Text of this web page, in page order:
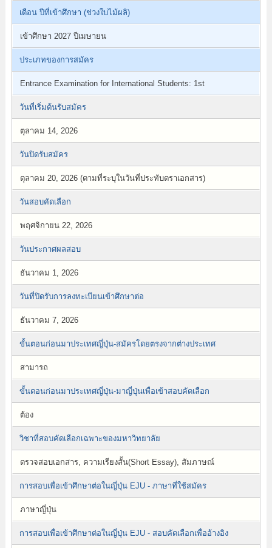
เดือน ปีที่เข้าศึกษา (ช่วงใบไม้ผลิ)
เข้าศึกษา 2027 ปีเมษายน
ประเภทของการสมัคร
Entrance Examination for International Students: 1st
วันที่เริ่มต้นรับสมัคร
ตุลาคม 14, 2026
วันปิดรับสมัคร
ตุลาคม 20, 2026 (ตามที่ระบุในวันที่ประทับตราเอกสาร)
วันสอบคัดเลือก
พฤศจิกายน 22, 2026
วันประกาศผลสอบ
ธันวาคม 1, 2026
วันที่ปิดรับการลงทะเบียนเข้าศึกษาต่อ
ธันวาคม 7, 2026
ขั้นตอนก่อนมาประเทศญี่ปุ่น-สมัครโดยตรงจากต่างประเทศ
สามารถ
ขั้นตอนก่อนมาประเทศญี่ปุ่น-มาญี่ปุ่นเพื่อเข้าสอบคัดเลือก
ต้อง
วิชาที่สอบคัดเลือกเฉพาะของมหาวิทยาลัย
ตรวจสอบเอกสาร, ความเรียงสั้น(Short Essay), สัมภาษณ์
การสอบเพื่อเข้าศึกษาต่อในญี่ปุ่น EJU - ภาษาที่ใช้สมัคร
ภาษาญี่ปุ่น
การสอบเพื่อเข้าศึกษาต่อในญี่ปุ่น EJU - สอบคัดเลือกเพื่ออ้างอิง